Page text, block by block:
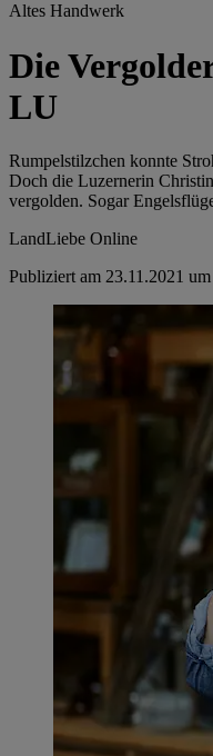
Altes Handwerk
Die
LU
Rumpelstilzchen konnte
Doch die Luzernerin
vergolden. Sogar
LandLiebe Online
Publiziert am 23.11.2021